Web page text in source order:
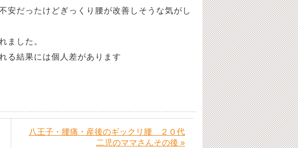
安だったけどぎっくり腰が改善しそうな気がし
ました。
る結果には個人差があります
八王子・腰痛・産後のギックリ腰 ２０代
二児のママさんその後 »